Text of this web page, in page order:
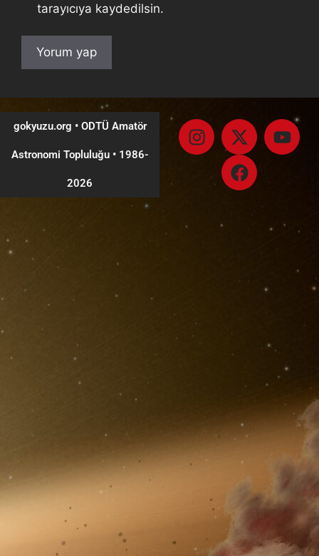
tarayıcıya kaydedilsin.
gokyuzu.org • ODTÜ Amatör
Astronomi Topluluğu •1986-
2026